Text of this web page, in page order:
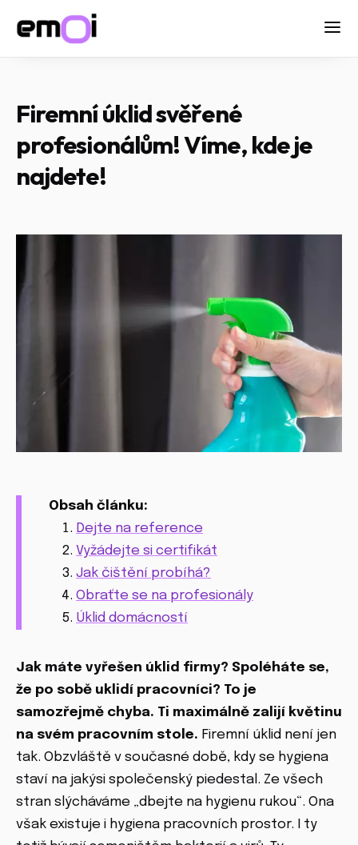
Firemní úklid svěřené
profesionálům! Víme, kde je
najdete!
Obsah článku:
Dejte na reference
Vyžádejte si certifikát
Jak čištění probíhá?
Obraťte se na profesionály
Úklid domácností
Jak máte vyřešen úklid firmy? Spoléháte se,
že po sobě uklidí pracovníci? To je
samozřejmě chyba. Ti maximálně zalijí květinu
na svém pracovním stole. Firemní úklid není jen
tak. Obzvláště v současné době, kdy se hygiena
staví na jakýsi společenský piedestal. Ze všech
stran slýcháváme „dbejte na hygienu rukou“. Ona
však existuje i hygiena pracovních prostor. I ty